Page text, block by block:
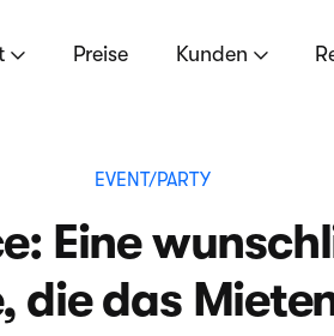
Preise Kunden
EVENT/PARTY
Eine
die das